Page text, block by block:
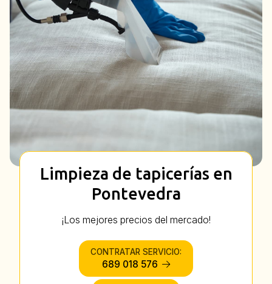
Limpieza de tapicerías en
Pontevedra
¡Los mejores precios del mercado!
CONTRATAR SERVICIO:
689 018 576